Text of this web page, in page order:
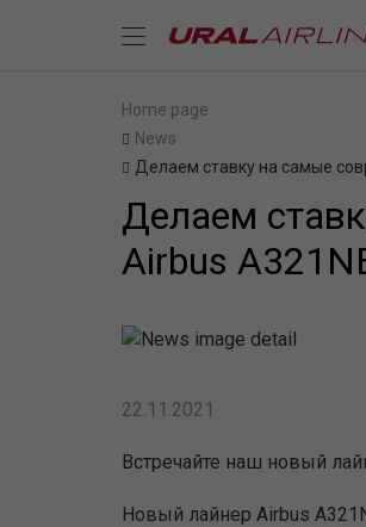
Home page
News
Делаем ставку на самые
Делаем
Airbus
22.11.2021
Встречайте наш новый
Новый лайнер Airbus